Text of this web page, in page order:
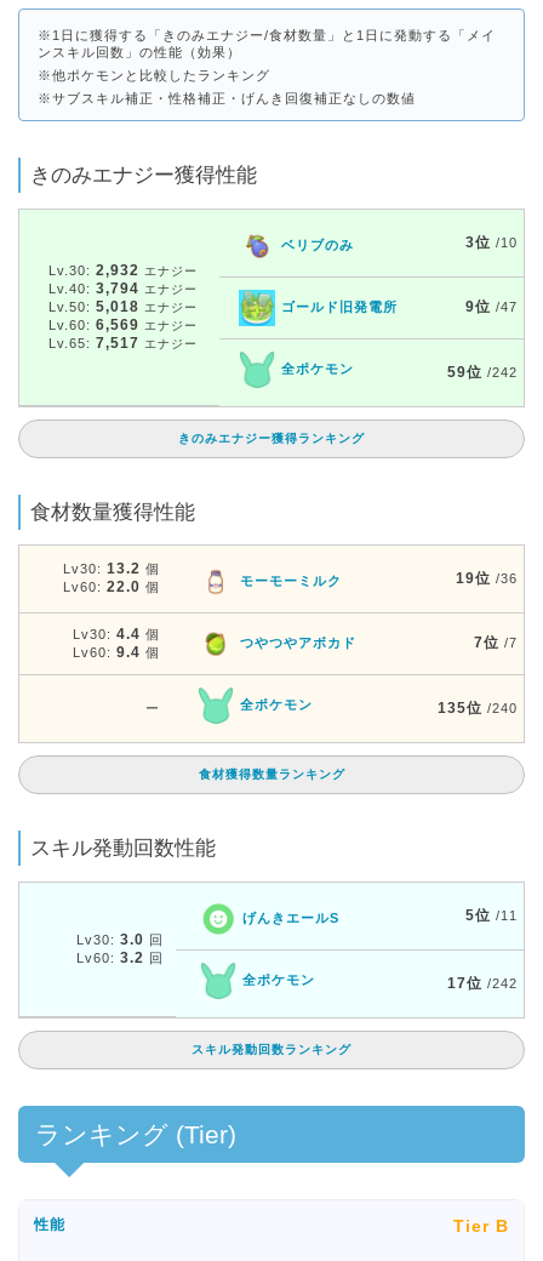
※1日に獲得する「きのみエナジー/食材数量」と1日に発動する「メイ
ンスキル回数」の性能（効果）
※他ポケモンと比較したランキング
※サブスキル補正・性格補正・げんき回復補正なしの数値
きのみエナジー獲得性能
Lv.30: 2,932 エナジー
Lv.40: 3,794 エナジー
Lv.50: 5,018 エナジー
Lv.60: 6,569 エナジー
Lv.65: 7,517 エナジー
ベリブのみ 3位 /10
ゴールド旧発電所 9位 /47
全ポケモン 59位 /242
きのみエナジー獲得ランキング
食材数量獲得性能
Lv30: 13.2 個
Lv60: 22.0 個 モーモーミルク 19位 /36
Lv30: 4.4 個
Lv60: 9.4 個
つやつやアボカド 7位 /7
ー 全ポケモン 135位 /240
食材獲得数量ランキング
スキル発動回数性能
Lv30: 3.0 回
Lv60: 3.2 回
げんきエールS 5位 /11
全ポケモン 17位 /242
スキル発動回数ランキング
ランキング (Tier)
性能 Tier B